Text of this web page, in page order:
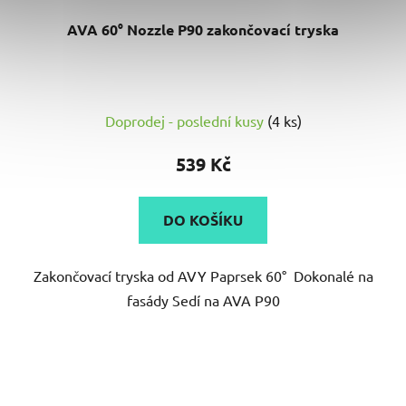
AVA 60° Nozzle P90 zakončovací tryska
hodnocení
produktu
5,0
z
hvězdiček.
Doprodej - poslední kusy (4 ks)
539 Kč
DO KOŠÍKU
Zakončovací tryska od AVY Paprsek 60° Dokonalé na
fasády Sedí na AVA P90